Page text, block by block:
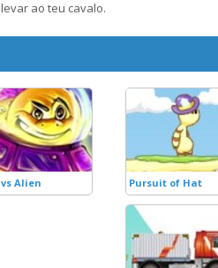
ao teu cavalo.
vs Alien Pursuit of Hat